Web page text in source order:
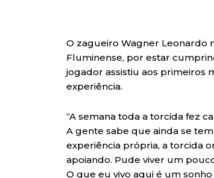
O zagueiro Wagner Leonardo
Fluminense, por estar
jogador assistiu aos primeiros
experiência.
“A semana toda a torcida fez
A gente sabe que ainda se
experiência própria, a torcida
apoiando. Pude viver um
O que eu vivo aqui é um